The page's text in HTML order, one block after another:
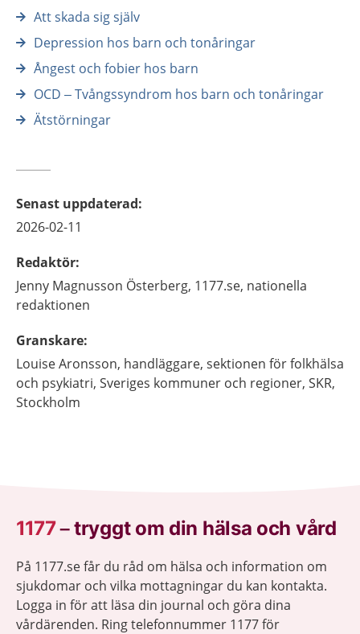
Att skada sig själv
Depression hos barn och tonåringar
Ångest och fobier hos barn
OCD – Tvångssyndrom hos barn och tonåringar
Ätstörningar
Senast uppdaterad:
2026-02-11
Redaktör:
Jenny Magnusson Österberg, 1177.se, nationella
redaktionen
Granskare:
LouiseAronsson, handläggare, sektionen för folkhälsa
och psykiatri, Sveriges kommuner och regioner, SKR,
Stockholm
1177–tryggt om din hälsa och vård
På 1177.se får du råd om hälsa och information om
sjukdomar och vilka mottagningar du kan kontakta.
Logga in för att läsa din journal och göra dina
vårdärenden. Ring telefonnummer 1177 för